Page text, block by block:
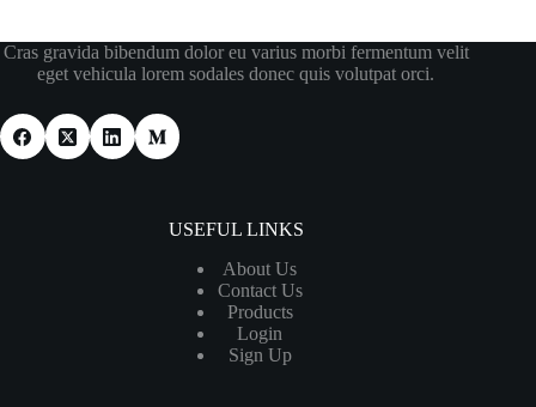
Cras gravida bibendum dolor eu varius morbi fermentum velit
eget vehicula lorem sodales donec quis volutpat orci.
USEFUL LINKS
About Us
Contact Us
Products
Login
Sign Up